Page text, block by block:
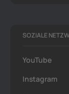
SOZIALE
YouTube
Instagram